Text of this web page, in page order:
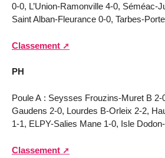
0-0, L’Union-Ramonville 4-0, Séméac-
Saint Alban-Fleurance 0-0, Tarbes-
Classement
PH
Poule A : Seysses Frouzins-Muret B
Gaudens 2-0, Lourdes B-Orleix 2-2,
1-1, ELPY-Salies Mane 1-0, Isle
Classement